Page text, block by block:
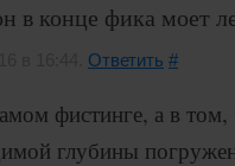
в конце фика моет
Ответить #
фистинге, а в том,
глубины